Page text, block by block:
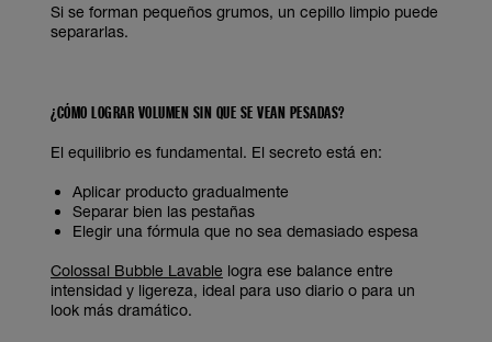
Si se forman pequeños grumos, un cepillo limpio puede
separarlas.
¿CÓMO LOGRAR VOLUMEN SIN QUE SE VEAN PESADAS?
El equilibrio es fundamental. El secreto está en:
Aplicar producto gradualmente
Separar bien las pestañas
Elegir una fórmula que no sea demasiado espesa
Colossal Bubble Lavable logra ese balance entre
intensidad y ligereza, ideal para uso diario o para un
look más dramático.